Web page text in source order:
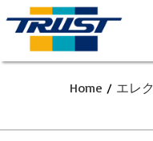
Home / エレ